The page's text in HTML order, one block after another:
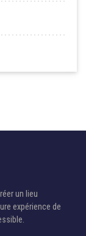
un lieu
expérience de